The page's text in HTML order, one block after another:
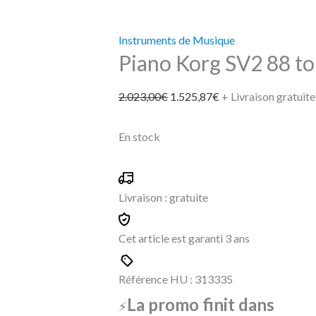
Instruments de Musique
Piano Korg SV2 88
2.023,00€ 1.525,87€ + Livraison gratuite
En stock
Livraison : gratuite
Cet article est garanti 3 ans
Référence HU : 313335
⚡La promo finit dans